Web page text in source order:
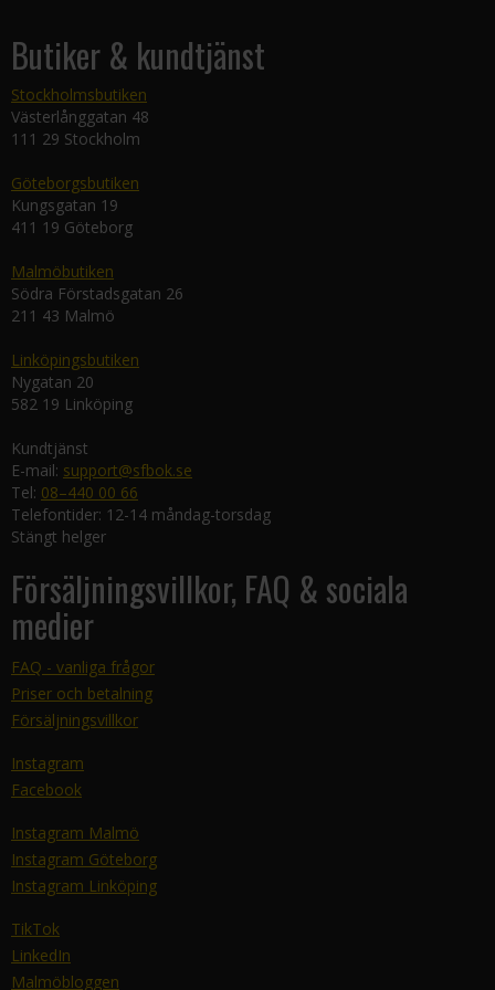
Butiker & kundtjänst
Stockholmsbutiken
Västerlånggatan 48
111 29 Stockholm
Göteborgsbutiken
Kungsgatan 19
411 19 Göteborg
Malmöbutiken
Södra Förstadsgatan 26
211 43 Malmö
Linköpingsbutiken
Nygatan 20
582 19 Linköping
Kundtjänst
E-mail: support@sfbok.se
Tel: 08–440 00 66
Telefontider: 12-14 måndag-torsdag
Stängt helger
Försäljningsvillkor, FAQ & sociala
medier
FAQ - vanliga frågor
Priser och betalning
Försäljningsvillkor
Instagram
Facebook
Instagram Malmö
Instagram Göteborg
Instagram Linköping
TikTok
LinkedIn
Malmöbloggen